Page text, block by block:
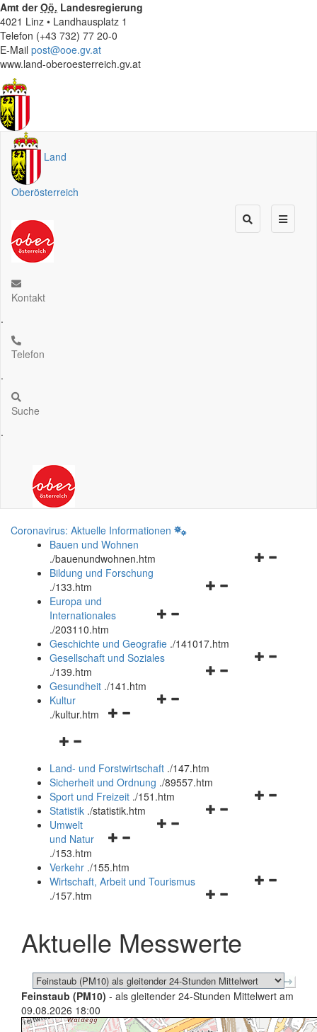
Amt derOö. Landesregierung
4021 Linz • Landhausplatz 1
Telefon (+43 732) 77 20-0
E-Mail post@ooe.gv.at
www.land-oberoesterreich.gv.at
Land
Oberösterreich
Kontakt
.
Telefon
.
Suche
.
Coronavirus: Aktuelle Informationen
Bauen und Wohnen
./bauenundwohnen.htm
Navigationsmenü
Bildung und Forschung
./133.htm
Navigationsmenü
und
schließen
Europa und
Internationales
./203110.htm
Geschichte und Geografie ./141017.htm
Navigationsmenü
Gesellschaft und Soziales
./139.htm
Navigationsmenü
Gesundheit ./141.htm
Navigationsmenü
Kultur
./kultur.htm
Navigationsmenü
und
schließen
Land- und Forstwirtschaft ./147.htm
Sicherheit und Ordnung ./89557.htm
Navigationsmenü
Sport und Freizeit ./151.htm
Navigationsmenü
Statistik ./statistik.htm
Navigationsmenü
und
schließen
Umwelt
und Natur
./153.htm
Verkehr ./155.htm
Navigationsmenü
schließen
Wirtschaft, Arbeit und Tourismus
./157.htm
Aktuelle Messwerte
Feinstaub (PM10) - als gleitender 24-Stunden Mittelwert am
09.08.2026 18:00